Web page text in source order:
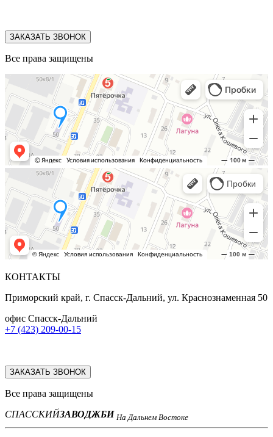
ЗАКАЗАТЬ ЗВОНОК
Все права защищены
КОНТАКТЫ
Приморский край, г. Спасск-Дальний, ул. Краснознаменная 50
офис Спасск-Дальний
+7 (423) 209-00-15
ЗАКАЗАТЬ ЗВОНОК
Все права защищены
СПАССКИЙЗАВОДЖБИ На Дальнем Востоке